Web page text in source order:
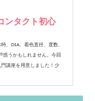
ンタクト初心
、DIA、着色直径、度数、
惑うかもしれません。今回
講座を用意しました！少